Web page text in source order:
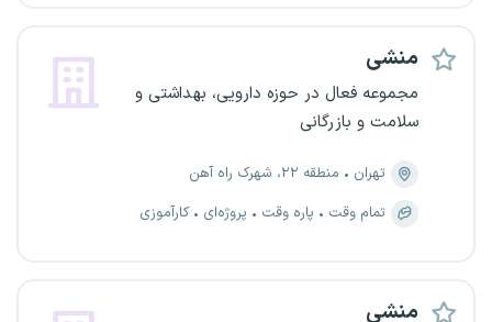
منشی
مجموعه فعال در حوزه دارویی، بهداشتی و
سلامت و بازرگانی
تهران
منطقه ۲۲، شهرک راه آهن
تمام وقت
پاره وقت پروژه‌ای کارآموزی
منشی